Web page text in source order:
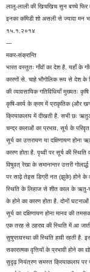
लालू-लाली की खिचखिच सुन बच्चे फिर
इनका कॉमेडी शो असली से ज्यादा मन
१५.१.२०१४
---
मकर-संक्रान्ति
भारत वस्तुतः गाँवों का देश है. यहाँ के
कारणों से. चाहे भौगोलिक रूप से देश के
की व्यावसायिक गतिविधियाँ मुख्यतः
कृषि-कार्य के क्रम में प्राकृतिक (और
क्रियाकलाप में दीखती है. सभी छः ऋतुओं
चन्द्र कलाओं का प्रभाव, सूर्य के परिवृत
सूर्य का उत्तरायण या दक्षिणायण
कारण होता है. पृथ्वी पर सूर्य की
विषुवत् रेखा के समानान्तर उत्तरी
पर साढ़े तेइस डिग्री नत (झुके) होने के
स्थिति के लिहाज से शीत काल के ऋतु-
के होने का कारण होता है. दोनों घटनाओं
सूर्य का दक्षिणायण होना मानव की
एक तरह से ठहराव की स्थिति में आ जाती
सुषुप्तावस्था की स्थिति हावी रहती
सकारात्मक वृत्तियों के प्रभावी होने का
सुदृढ़ नियंत्रण समस्त क्रियाकलाप पर